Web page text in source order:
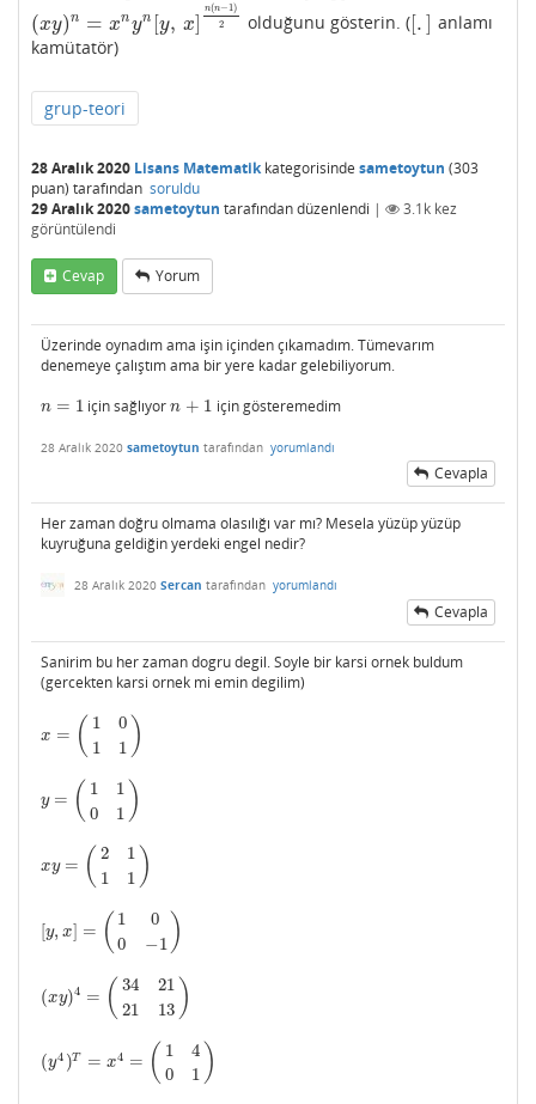
(xy)n = xnyn [y, x]
n(n− 1)
2
(xy)n=x ny n[y,x]n (n −1 2 olduğunu gösterin. ([. ]
.
anlamı
kamütatör)
grup-teori
28 Aralık 2020 Lisans Matematikkategorisinde sametoytun (303
puan) tarafından soruldu
29 Aralık 2020sametoytun tarafındandüzenlendi | 3.1k kez
görüntülendi
Cevap Yorum
Üzerinde oynadım ama işin içinden çıkamadım. Tümevarım
denemeye çalıştım ama bir yere kadar gelebiliyorum.
n = 1
n= 1 için sağlıyorn + 1
n+1 için gösteremedim
28 Aralık 2020 sametoytun tarafından yorumlandı
Cevapla
Her zaman doğru olmama olasılığı var mı? Mesela yüzüp yüzüp
kuyruğuna geldiğin yerdeki engel nedir?
28 Aralık 2020 Sercan tarafından yorumlandı
Cevapla
Sanirim bu her zaman dogru degil. Soyle bir karsi ornek buldum
(gercekten karsi ornek mi emin degilim)
x = ( 1
1
0
1 )
x= (1 1
y = ( 1
0
1
1 )
y=(1 10 1)
xy = ( 2
1
1
1 )
xy= (21 1
[y, x] = ( 1
0
0
−1 )
y,x]= 10 0−
(xy)4 = ( 34
21
21
13 )
(xy)4= 34 21
(y4 )T = x4 = ( 1
0
4
1 )
(y4)T= x4= (14 01